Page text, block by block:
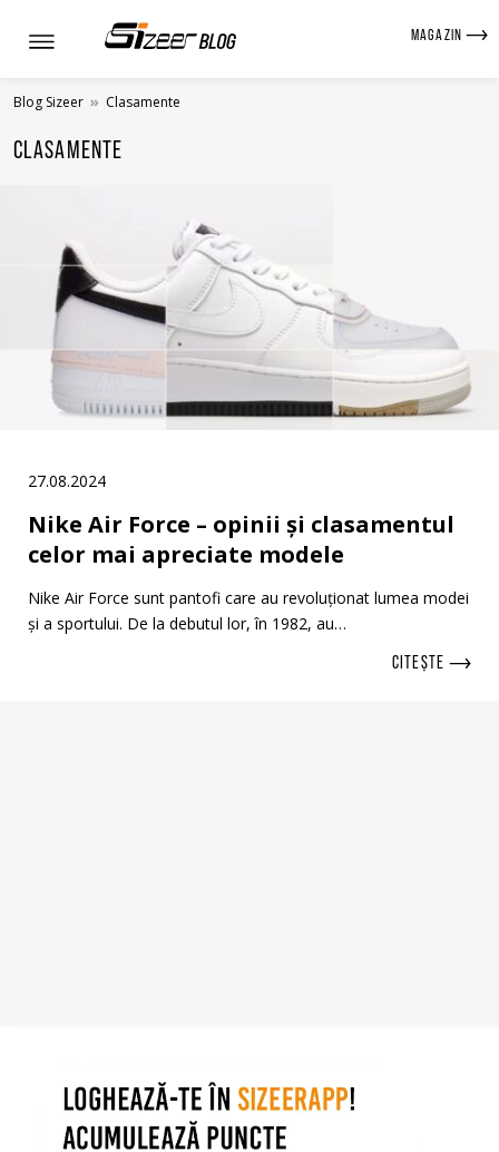
MAGAZIN
Blog Sizeer » Clasamente
CLASAMENTE
27.08.2024
Nike Air Force – opinii și clasamentul
celor mai apreciate modele
Nike Air Force sunt pantofi care au revoluționat lumea modei
și a sportului. De la debutul lor, în 1982, au…
CITEȘTE